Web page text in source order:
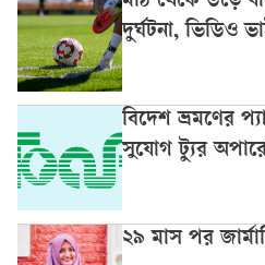
দুর্ঘটনা, ভিডিও
বিদেশ ভ্রমণের
সুযোগ ট্যুর
২৯ মাস পর